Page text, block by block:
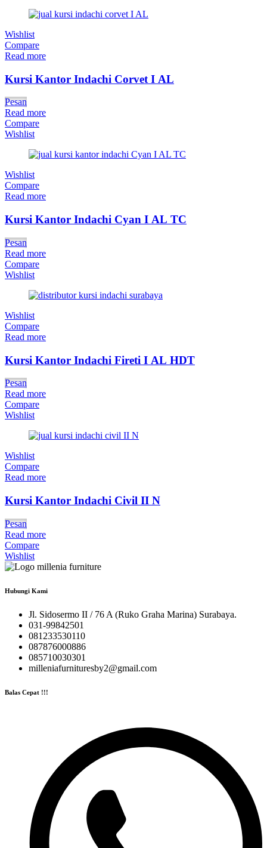
Wishlist
Compare
Read more
Kursi Kantor Indachi Corvet I AL
Pesan
Read more
Compare
Wishlist
Wishlist
Compare
Read more
Kursi Kantor Indachi Cyan I AL TC
Pesan
Read more
Compare
Wishlist
Wishlist
Compare
Read more
Kursi Kantor Indachi Fireti I AL HDT
Pesan
Read more
Compare
Wishlist
Wishlist
Compare
Read more
Kursi Kantor Indachi Civil II N
Pesan
Read more
Compare
Wishlist
Hubungi Kami
Jl. Sidosermo II / 76 A (Ruko Graha Marina) Surabaya.
031-99842501
081233530110
087876000886
085710030301
milleniafurnituresby2@gmail.com
Balas Cepat !!!